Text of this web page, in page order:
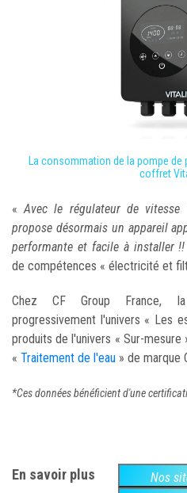
La consommation de la pompe
coffret
«Avec le régulateur de vitesse
propose désormais un appareil
performante et facile à installer !!
de compétences « électricité et
Chez CF Group France,
progressivement l'univers « Les
produits de l'univers « Sur-
« Traitement de l'eau » de marque
*Ces données bénéficient d'une
En savoir plus
Nos